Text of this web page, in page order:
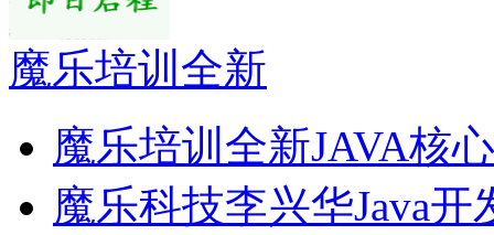
魔乐培训全新
魔乐培训全新JAVA核
魔乐科技李兴华Java开